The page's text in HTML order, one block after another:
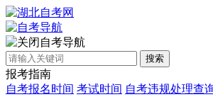
自考导航
搜索
报考指南
自考报名时间 考试时间 自考违规处理查